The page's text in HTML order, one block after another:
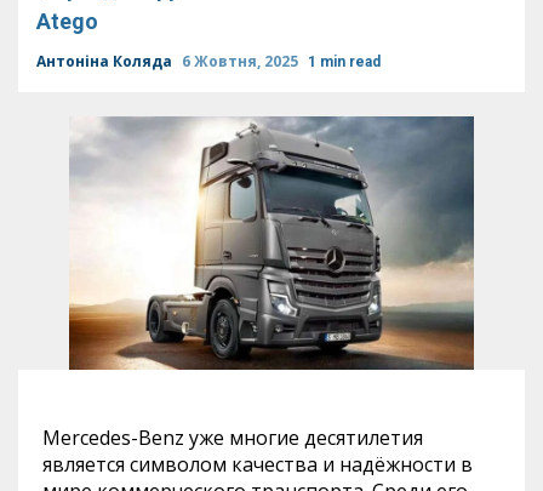
Atego
Антоніна Коляда 6 Жовтня, 2025 1 min read
Mercedes-Benz уже многие десятилетия
является символом качества и надёжности в